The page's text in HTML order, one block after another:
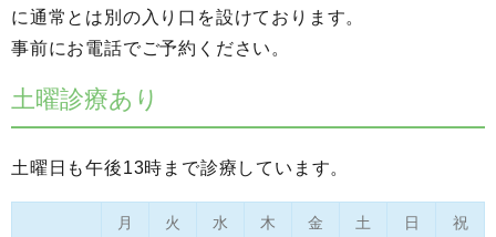
に通常とは別の入り口を設けております。
事前にお電話でご予約ください。
土曜診療あり
土曜日も午後13時まで診療しています。
月 火 水 木 金 土 日 祝